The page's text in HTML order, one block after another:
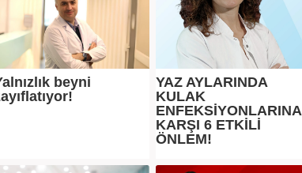
beyni
YAZ AYLARINDA
KULAK
ENFEKSİYONLARINA
KARŞI 6 ETKİLİ
ÖNLEM!